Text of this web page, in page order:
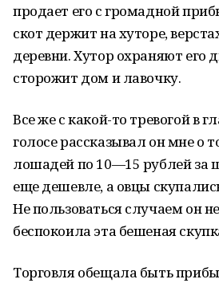
продает его с громадной
скот держит на хуторе,
деревни. Хутор охраняют его
сторожит дом и лавочку.
Все же с какой-то тревогой в
голосе рассказывал он мне о
лошадей по 10—15 рублей за
еще дешевле, а овцы
Не пользоваться случаем он
беспокоила эта бешеная
Торговля обещала быть